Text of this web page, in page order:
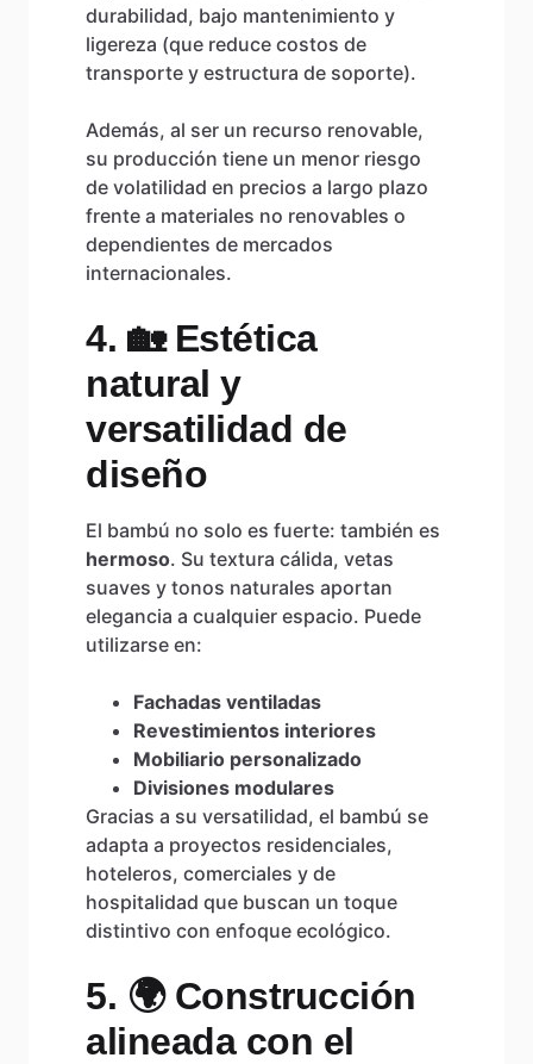
durabilidad, bajo mantenimiento y
ligereza (que reduce costos de
transporte y estructura de soporte).
Además, al ser un recurso renovable,
su producción tiene un menor riesgo
de volatilidad en precios a largo plazo
frente a materiales no renovables o
dependientes de mercados
internacionales.
4. 🏡 Estética
natural y
versatilidad de
diseño
El bambú no solo es fuerte: también es
hermoso. Su textura cálida, vetas
suaves y tonos naturales aportan
elegancia a cualquier espacio. Puede
utilizarse en:
Fachadas ventiladas
Revestimientos interiores
Mobiliario personalizado
Divisiones modulares
Gracias a su versatilidad, el bambú se
adapta a proyectos residenciales,
hoteleros, comerciales y de
hospitalidad que buscan un toque
distintivo con enfoque ecológico.
5. 🌍 Construcción
alineada con el